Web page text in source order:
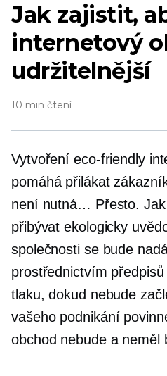
Jak zajistit,
internetový
udržitelnější
10 min čtení
Vytvořeníeco-friendly
pomáhá přilákat
není nutná… Přesto.
přibývatekologicky
společnosti se bude
prostřednictvím
tlaku, dokud nebude
vašeho podnikání
obchod nebude a neměl